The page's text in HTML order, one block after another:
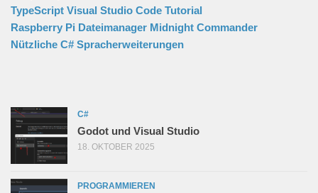
TypeScript Visual Studio Code Tutorial
Raspberry Pi Dateimanager Midnight Commander
Nützliche C# Spracherweiterungen
C#
Godot und Visual Studio
18. OKTOBER 2025
PROGRAMMIEREN